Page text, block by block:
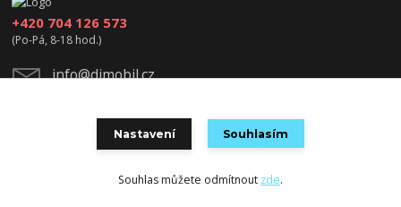
+420 704 126 573
(Po-Pá, 8-18 hod.)
info@djmobil.cz
Vytvořeno na Eshop-rychle.cz
Nastavení Souhlasím
Souhlas můžete odmítnout zde.